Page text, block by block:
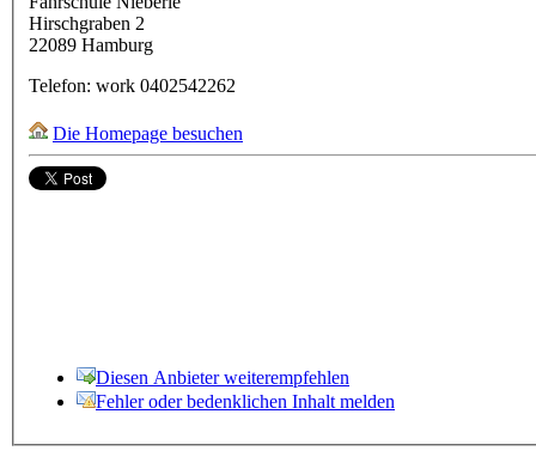
Hirschgraben 2
22089 Hamburg
Telefon: work 0402542262
Die Homepage besuchen
Diesen Anbieter weiterempfehlen
Fehler oder bedenklichen Inhalt melden